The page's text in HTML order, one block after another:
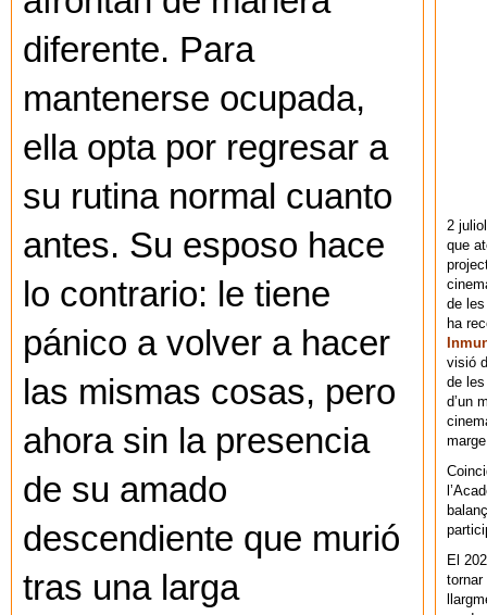
diferente. Para
mantenerse ocupada,
ella opta por regresar a
su rutina normal cuanto
antes. Su esposo hace
lo contrario: le tiene
pánico a volver a hacer
las mismas cosas, pero
ahora sin la presencia
de su amado
descendiente que murió
tras una larga
2
que
de
ha
visió
de
d’un
El